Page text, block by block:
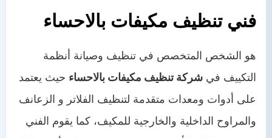
فني تنظيف مكيفات بالاحساء
هو الشخص المتخصص في تنظيف وصيانة أنظمة
التكييف في شركة تنظيف مكيفات بالاحساء حيث يعتمد
على أدوات ومعدات متقدمة لتنظيف الفلاتر و الزعانف
والمراوح الداخلية والخارجية للمكيف، كما يقوم الفني